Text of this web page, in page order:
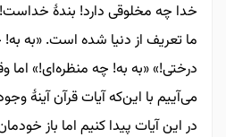
خدا چه مخلوقی دارد! بندۀ
ما تعریف از دنیا شده است. «به
درختی!» «به به! چه منظره‌ای!» اما
می‌آییم با این‌که آیات قرآن آینۀ
در این آیات پیدا کنیم اما باز